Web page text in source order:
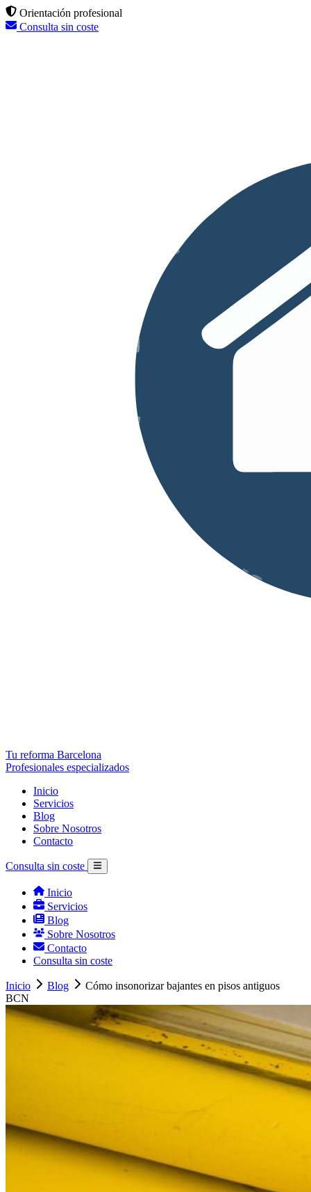
Orientación profesional
Consulta sin coste
Tu reforma Barcelona
Profesionales especializados
Inicio
Servicios
Blog
Sobre Nosotros
Contacto
Consulta sin coste
Inicio
Servicios
Blog
Sobre Nosotros
Contacto
Consulta sin coste
Inicio Blog
Cómo insonorizar bajantes en pisos antiguos
BCN